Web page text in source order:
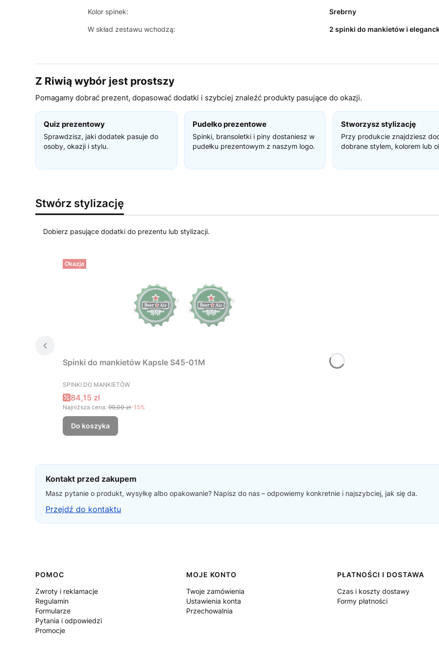
Kolor spinek: Srebrny
W skład zestawu wchodzą: 2 spinki do mankietów i
Z Riwią wybór jest prostszy
Pomagamy dobrać prezent, dopasować dodatki i szybciej znaleźć produkty pasujące do okazji.
Quiz prezentowy
Sprawdzisz, jaki dodatek pasuje do
osoby, okazji i stylu.
Pudełko prezentowe
Spinki, bransoletki i piny dostaniesz w
pudełku prezentowym z naszym logo.
Stworzysz stylizację
Przy produkcie znajdziesz
dobrane stylem, kolorem lub
Stwórz stylizację
Dobierz pasujące dodatki do prezentu lub stylizacji.
Okazja
Spinki do mankietów Kapsle S45-01M
PRODUCENT
SPINKI DO MANKIETÓW
Cena promocyjna
84,15 zł
Najniższa cena: 99,00 zł-15%
Do koszyka
Kontakt przed zakupem
Masz pytanie o produkt, wysyłkę albo opakowanie? Napisz do nas – odpowiemy konkretnie i najszybciej, jak się da.
Przejdź do kontaktu
Linki w stopce
POMOC
Zwroty i reklamacje
Regulamin
Formularze
Pytania i odpowiedzi
Promocje
MOJE KONTO
Twoje zamówienia
Ustawienia konta
Przechowalnia
PŁATNOŚCI I DOSTAWA
Czas i koszty dostawy
Formy płatności